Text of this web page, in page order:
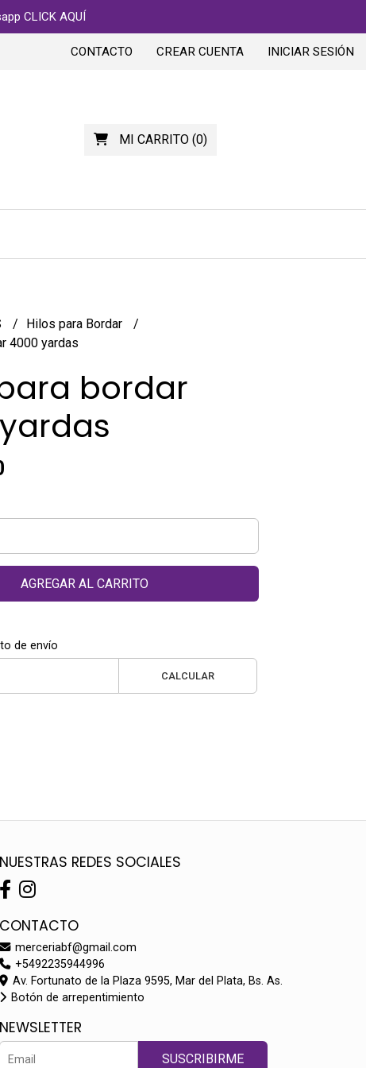
CLICK AQUÍ
CONTACTO CREAR CUENTA INICIAR SESIÓN
MI CARRITO(0)
Hilos para Bordar
4000 yardas
bordar
AGREGAR AL CARRITO
de envío
CALCULAR
NUESTRAS REDES SOCIALES
CONTACTO
merceriabf@gmail.com
+5492235944996
Av. Fortunato de la Plaza 9595, Mar del Plata, Bs. As.
Botón de arrepentimiento
NEWSLETTER
SUSCRIBIRME